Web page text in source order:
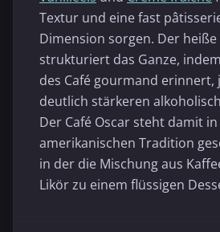
Textur und eine fast
Dimension sorgen. Der heiße
strukturiert das Ganze,
des Café gourmand
deutlich stärkeren
Der Café Oscar steht damit
amerikanischen Tradition
in der die Mischung aus
Likör zu einem flüssigen